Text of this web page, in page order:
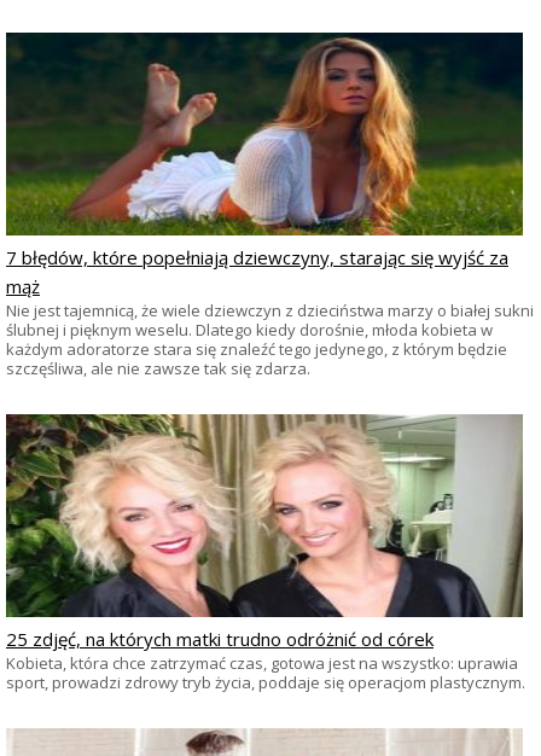
7 błędów, które popełniają dziewczyny, starając się wyjść za
mąż
Nie jest tajemnicą, że wiele dziewczyn z dzieciństwa marzy o białej sukni
ślubnej i pięknym weselu. Dlatego kiedy dorośnie, młoda kobieta w
każdym adoratorze stara się znaleźć tego jedynego, z którym będzie
szczęśliwa, ale nie zawsze tak się zdarza.
25 zdjęć, na których matki trudno odróżnić od córek
Kobieta, która chce zatrzymać czas, gotowa jest na wszystko: uprawia
sport, prowadzi zdrowy tryb życia, poddaje się operacjom plastycznym.